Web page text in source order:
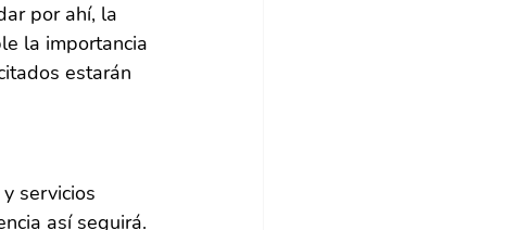
por ahí, la
la importancia
estarán
servicios
así seguirá.